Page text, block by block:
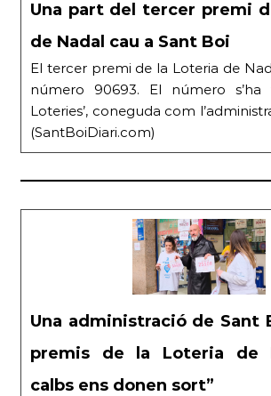
Una part del tercer premi
de Nadal cau a Sant Boi
El tercer premi de la Loteria de
número 90693. El número s’ha
Loteries’, coneguda com
(SantBoiDiari.com)
Una administració de Sant
premis de la Loteria de
calbs ens donen sort”